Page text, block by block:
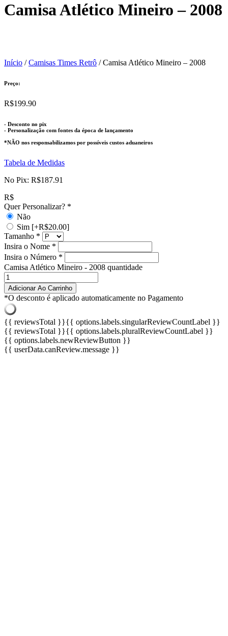
Camisa Atlético Mineiro – 2008
Início /Camisas Times Retrô / Camisa Atlético Mineiro – 2008
Preço:
R$199.90
- Desconto no pix
- Personalização com fontes da época de lançamento
*NÃO nos responsabilizamos por possíveis custos aduaneiros
Tabela de Medidas
No Pix: R$187.91
R$
Quer Personalizar? *
Não
Sim [+R$20.00]
Tamanho *
Insira o Nome *
Insira o Número *
Camisa Atlético Mineiro - 2008 quantidade
Adicionar Ao Carrinho
*O desconto é aplicado automaticamente no Pagamento
{{ reviewsTotal }}{{ options.labels.singularReviewCountLabel }}
{{ reviewsTotal }}{{ options.labels.pluralReviewCountLabel }}
{{ options.labels.newReviewButton }}
{{ userData.canReview.message }}